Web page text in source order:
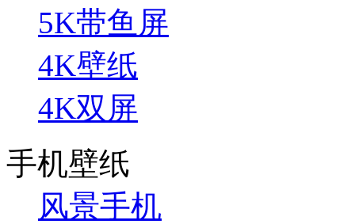
5K带鱼屏
4K壁纸
4K双屏
手机壁纸
风景手机